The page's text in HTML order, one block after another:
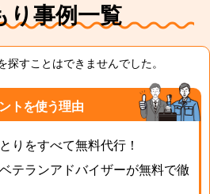
り事例一覧
すことはできませんでした。
トを使う理由
りをすべて無料代行！
テランアドバイザーが無料で徹